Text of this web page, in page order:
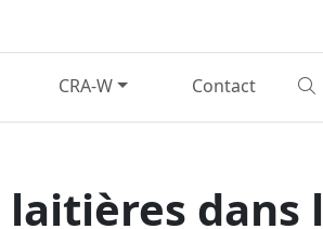
CRA-W Contact
dans